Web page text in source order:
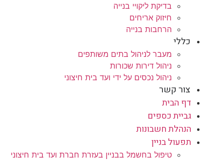
בדיקת ליקויי בנייה
חיזוק אריחים
הרחבות בנייה
כללי
מעבר לניהול בתים משותפים
ניהול דירות שכורות
ניהול נכסים על ידי ועד בית חיצוני
צור קשר
דף הבית
גביית כספים
הנהלת חשבונות
תפעול בניין
טיפול בחשמל בבניין בעזרת חברת ועד בית חיצוני